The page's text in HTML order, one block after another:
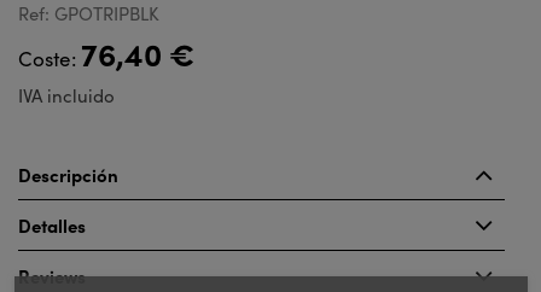
Ref: GPOTRIPBLK
Coste: 76,40 €
IVA incluido
Descripción
Detalles
Reviews